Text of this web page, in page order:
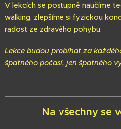
V lekcích se postupně naučíme
walking, zlepšíme si fyzickou
radost ze zdravého pohybu.
Lekce budou probíhat za
špatného počasí, jen špatného
Na všechny se